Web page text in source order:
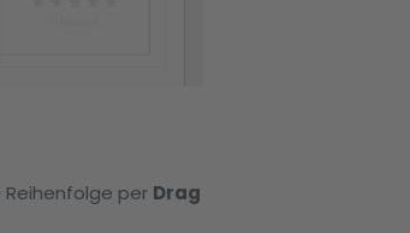
Reihenfolge per Drag